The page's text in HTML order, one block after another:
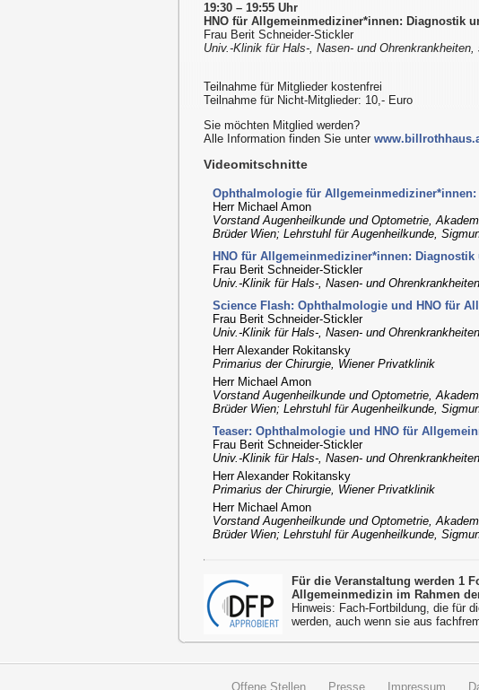
19:30 – 19:55 Uhr
HNO für Allgemeinmediziner*innen: Diagnostik
Frau Berit Schneider-Stickler
Univ.-Klinik für Hals-, Nasen- und
Teilnahme für Mitglieder kostenfrei
Teilnahme für Nicht-Mitglieder: 10,- Euro
Sie möchten Mitglied werden?
Alle Information finden Sie unter
Videomitschnitte
Ophthalmologie für
Herr Michael Amon
Vorstand Augenheilkunde und Optometrie,
Brüder Wien; Lehrstuhl für Augenheilkunde,
HNO für Allgemeinmediziner*innen:
Frau Berit Schneider-Stickler
Univ.-Klinik für Hals-, Nasen- und
Science Flash: Ophthalmologie und HNO für
Frau Berit Schneider-Stickler
Univ.-Klinik für Hals-, Nasen- und
Herr Alexander Rokitansky
Primarius der Chirurgie, Wiener Privatklinik
Herr Michael Amon
Vorstand Augenheilkunde und Optometrie,
Brüder Wien; Lehrstuhl für Augenheilkunde,
Teaser: Ophthalmologie und HNO für
Frau Berit Schneider-Stickler
Univ.-Klinik für Hals-, Nasen- und
Herr Alexander Rokitansky
Primarius der Chirurgie, Wiener Privatklinik
Herr Michael Amon
Vorstand Augenheilkunde und Optometrie,
Brüder Wien; Lehrstuhl für Augenheilkunde,
Für die Veranstaltung werden 1
Allgemeinmedizin im Rahmen
Hinweis: Fach-Fortbildung, die für
werden, auch wenn sie aus
Offene Stellen Presse Impressum